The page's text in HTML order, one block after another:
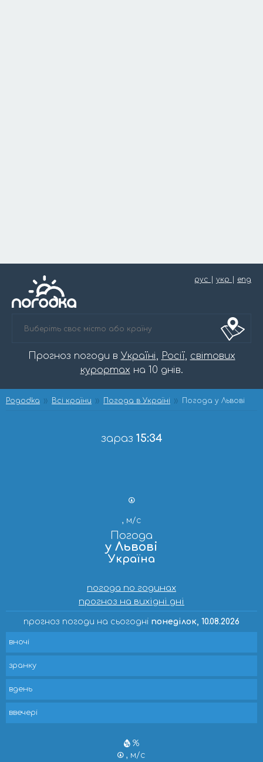
рус укр eng
Прогноз погоди в Україні, Росії, світових
курортах на 10 днів.
Pogodka Всі країни Погода в Україні Погода у Львові
зараз 15:34
, м/с
Погода
у Львові
Україна
погода по годинах
прогноз на вихідні дні
прогноз погоди на сьогодні понеділок, 10.08.2026
вночі
зранку
вдень
ввечері
%
, м/с